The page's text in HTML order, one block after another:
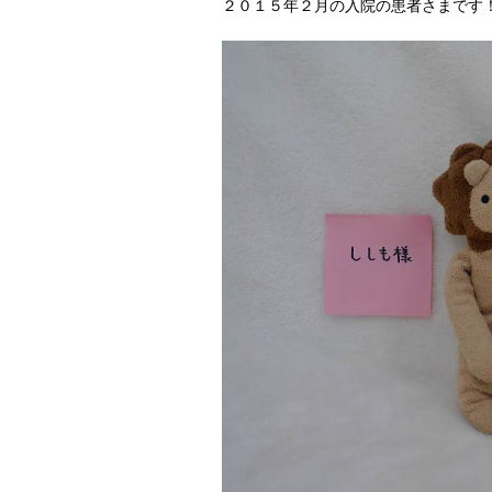
２０１５年２月の入院の患者さまです